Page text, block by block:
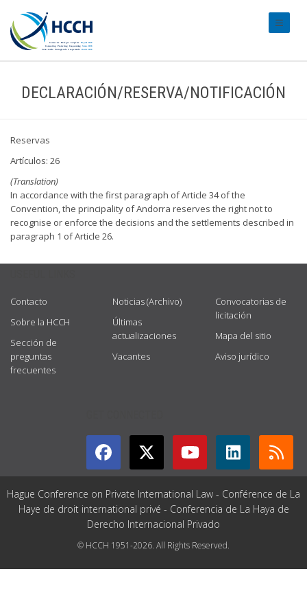
DECLARACIÓN/RESERVA/NOTIFICACIÓN
Reservas
Artículos: 26
(Translation)
In accordance with the first paragraph of Article 34 of the
Convention, the principality of Andorra reserves the right not to
recognise or enforce the decisions and the settlements described in
paragraph 1 of Article 26.
Contacto
Sobre la HCCH
Sección de
preguntas
frecuentes
Noticias (Archivo)
Últimas
actualizaciones
Vacantes
Convocatorias de
licitación
Mapa del sitio
Aviso jurídico
Hague Conference on Private International Law - Conférence de La
Haye de droit international privé - Conferencia de La Haya de
Derecho Internacional Privado
© HCCH 1951-2026. All Rights Reserved.